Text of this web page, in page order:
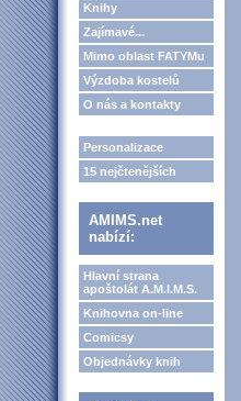
Knihy
Zajímavé...
Mimo oblast FATYMu
Výzdoba kostelů
O nás a kontakty
Personalizace
15 nejčtenějších
AMIMS.net
nabízí:
Hlavní strana
apoštolát A.M.I.M.S.
Knihovna on-line
Comicsy
Objednávky knih